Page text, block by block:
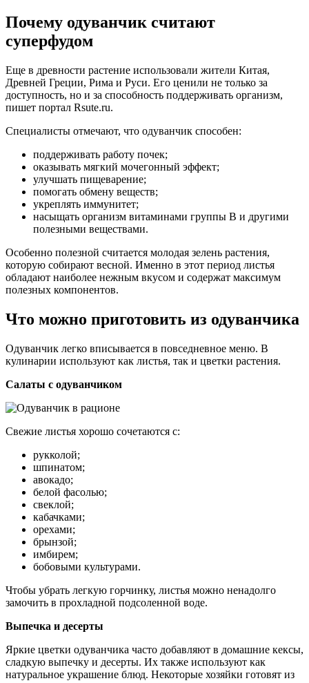
Почему одуванчик считают
суперфудом
Еще в древности растение использовали жители Китая,
Древней Греции, Рима и Руси. Его ценили не только за
доступность, но и за способность поддерживать организм,
пишет портал Rsute.ru.
Специалисты отмечают, что одуванчик способен:
поддерживать работу почек;
оказывать мягкий мочегонный эффект;
улучшать пищеварение;
помогать обмену веществ;
укреплять иммунитет;
насыщать организм витаминами группы B и другими
полезными веществами.
Особенно полезной считается молодая зелень растения,
которую собирают весной. Именно в этот период листья
обладают наиболее нежным вкусом и содержат максимум
полезных компонентов.
Что можно приготовить из одуванчика
Одуванчик легко вписывается в повседневное меню. В
кулинарии используют как листья, так и цветки растения.
Салаты с одуванчиком
Свежие листья хорошо сочетаются с:
рукколой;
шпинатом;
авокадо;
белой фасолью;
свеклой;
кабачками;
орехами;
брынзой;
имбирем;
бобовыми культурами.
Чтобы убрать легкую горчинку, листья можно ненадолго
замочить в прохладной подсоленной воде.
Выпечка и десерты
Яркие цветки одуванчика часто добавляют в домашние кексы,
сладкую выпечку и десерты. Их также используют как
натуральное украшение блюд. Некоторые хозяйки готовят из